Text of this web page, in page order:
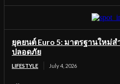
ยุคยนต์ Euro 5: มาตรฐานใหม่
ปลอดภัย
LIFESTYLE July 4, 2026